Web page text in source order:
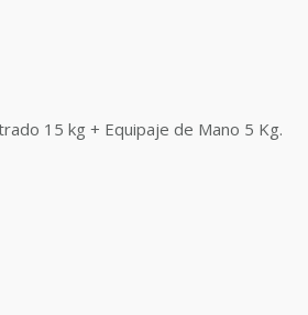
15 kg + Equipaje de Mano 5 Kg.